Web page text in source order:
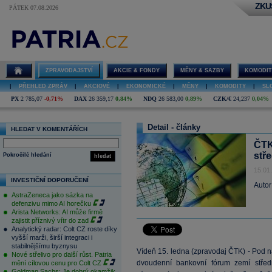
PÁTEK 07.08.2026
ZPRAVODAJSTVÍ AKCIE & FONDY MĚNY & SAZBY
PŘEHLED ZPRÁV AKCIOVÉ EKONOMICKÉ MĚNY KOMODITY
PX 2 785,07 -0,71% DAX 26 359,17 0,84% NDQ 26 583,00 0,89% CZK/€ 24,237 0,04%
HLEDAT V KOMENTÁŘÍCH
hledat
Pokročilé hledání
INVESTIČNÍ DOPORUČENÍ
AstraZeneca jako sázka na
defenzivu mimo AI horečku
Arista Networks: AI může firmě
zajistit příznivý vítr do zad
Analytický radar: Colt CZ roste díky
vyšší marži, širší integraci i
stabilnějšímu byznysu
Nové střelivo pro další růst. Patria
mění cílovou cenu pro Colt CZ
Detail - články
Vídeň 15. ledna (zpravodaj ČTK) - Pod
dvoudenní bankovní fórum zemí